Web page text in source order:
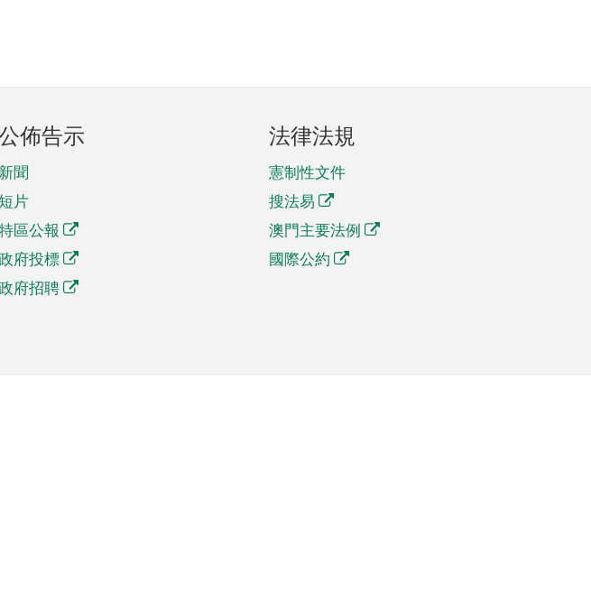
佈告示
新聞
片
區公報
府投標
府招聘
法律法規
憲制性文件
搜法易
澳門主要法例
國際公約